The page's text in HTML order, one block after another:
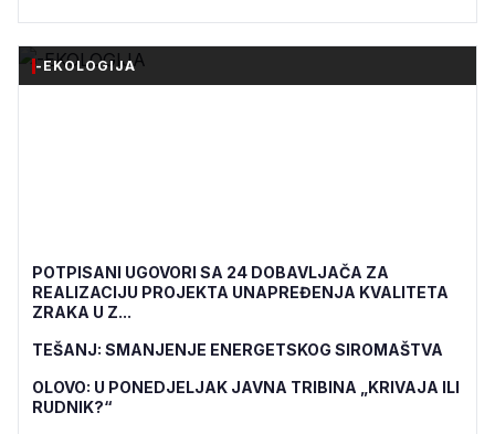
-EKOLOGIJA
POTPISANI UGOVORI SA 24 DOBAVLJAČA ZA
REALIZACIJU PROJEKTA UNAPREĐENJA KVALITETA
ZRAKA U Z...
TEŠANJ: SMANJENJE ENERGETSKOG SIROMAŠTVA
OLOVO: U PONEDJELJAK JAVNA TRIBINA „KRIVAJA ILI
RUDNIK?“